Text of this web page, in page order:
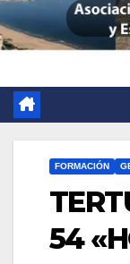
FORMACIÓN
54